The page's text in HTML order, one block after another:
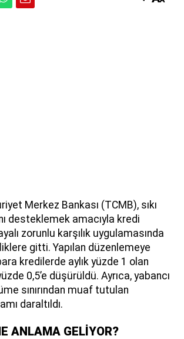
Merkez Bankası (TCMB), sıkı
desteklemek amacıyla kredi
zorunlu karşılık uygulamasında
gitti. Yapılan düzenlemeye
kredilerde aylık yüzde 1 olan
0,5’e düşürüldü. Ayrıca, yabancı
sınırından muaf tutulan
daraltıldı.
ANLAMA GELİYOR?